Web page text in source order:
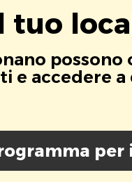
tuo
e accedere